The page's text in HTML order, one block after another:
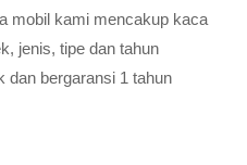
mobil kami mencakup kaca
jenis, tipe dan tahun
dan bergaransi 1 tahun